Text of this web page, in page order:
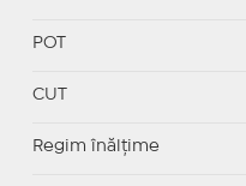
POT
CUT
Regim înălțime